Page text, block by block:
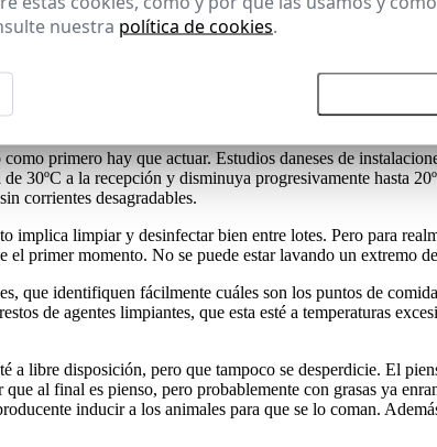
ha ni mucho menos terminado de madurar. Es normal que
3-7 días post-destete. Y entre los agentes infecciosos
se documenta (Fairbrother et al., 2005). Es más, a
necesaria alguna medida drástica que
corte el problema.
primero hay que actuar. Estudios daneses de
30ºC a la recepción y disminuya progresivamente hasta
corrientes desagradables.
limpiar y desinfectar bien entre lotes. Pero para
el primer momento. No se puede estar lavando un extremo
que identifiquen fácilmente cuáles son los puntos de
de agentes limpiantes, que esta esté a temperaturas
a libre disposición, pero que tampoco se desperdicie. El
al final es pienso, pero probablemente con grasas ya
inducir a los animales para que se lo coman.
nuestra política de cookies.